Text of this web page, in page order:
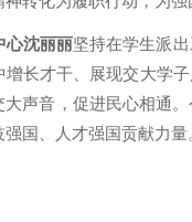
心沈丽丽坚持在学生派
增长才干、展现交大学
声音，促进民心相通
国、人才强国贡献力量